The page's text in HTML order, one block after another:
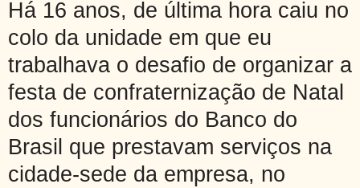
Há 16 anos, de última hora caiu no
colo da unidade em que eu
trabalhava o desafio de organizar a
festa de confraternização de Natal
dos funcionários do Banco do
Brasil que prestavam serviços na
cidade-sede da empresa, no